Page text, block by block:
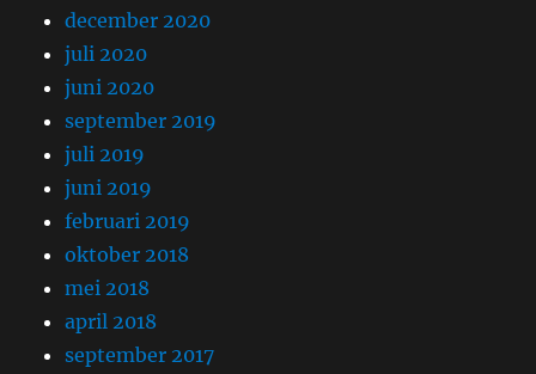
december 2020
juli 2020
juni 2020
september 2019
juli 2019
juni 2019
februari 2019
oktober 2018
mei 2018
april 2018
september 2017